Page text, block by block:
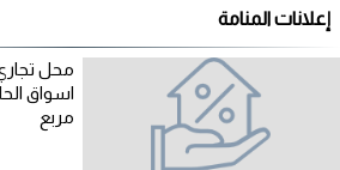
إعلانات المنامة
محل
مربع